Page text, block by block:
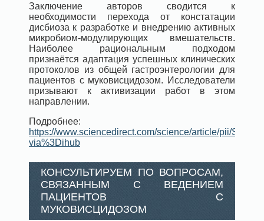
Заключение авторов сводится к
необходимости перехода от констатации
дисбиоза к разработке и внедрению активных
микробиом-модулирующих вмешательств.
Наиболее рациональным подходом
признаётся адаптация успешных клинических
протоколов из общей гастроэнтерологии для
пациентов с муковисцидозом. Исследователи
призывают к активизации работ в этом
направлении.
Подробнее:
https://www.sciencedirect.com/science/article/pii/
via%3Dihub
КОНСУЛЬТИРУЕМ ПО ВОПРОСАМ,
СВЯЗАННЫМ С ВЕДЕНИЕМ
ПАЦИЕНТОВ С
МУКОВИСЦИДОЗОМ